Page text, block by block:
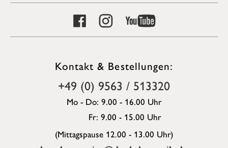
Kontakt & Bestellungen:
+49 (0) 9563 / 513320
Mo - Do: 9.00 - 16.00 Uhr
Fr: 9.00 - 15.00 Uhr
(Mittagspause 12.00 - 13.00 Uhr)